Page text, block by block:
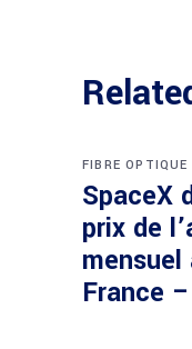
FIBRE OPTIQUE
SpaceX
prix de
France